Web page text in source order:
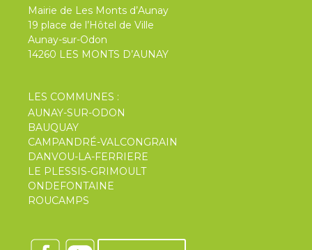
Mairie de Les Monts d’Aunay
19 place de l’Hôtel de Ville
Aunay-sur-Odon
14260 LES MONTS D’AUNAY
LES COMMUNES :
AUNAY-SUR-ODON
BAUQUAY
CAMPANDRÉ-VALCONGRAIN
DANVOU-LA-FERRIERE
LE PLESSIS-GRIMOULT
ONDEFONTAINE
ROUCAMPS